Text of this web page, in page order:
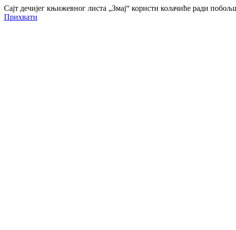
Сајт дечијег књижевног листа „Змај“ користи колачиће ради
Прихвати